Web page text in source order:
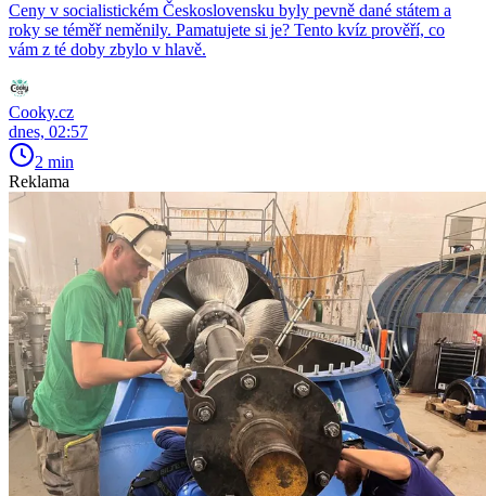
Ceny v socialistickém Československu byly pevně dané státem a
roky se téměř neměnily. Pamatujete si je? Tento kvíz prověří, co
vám z té doby zbylo v hlavě.
Cooky.cz
dnes, 02:57
2 min
Reklama